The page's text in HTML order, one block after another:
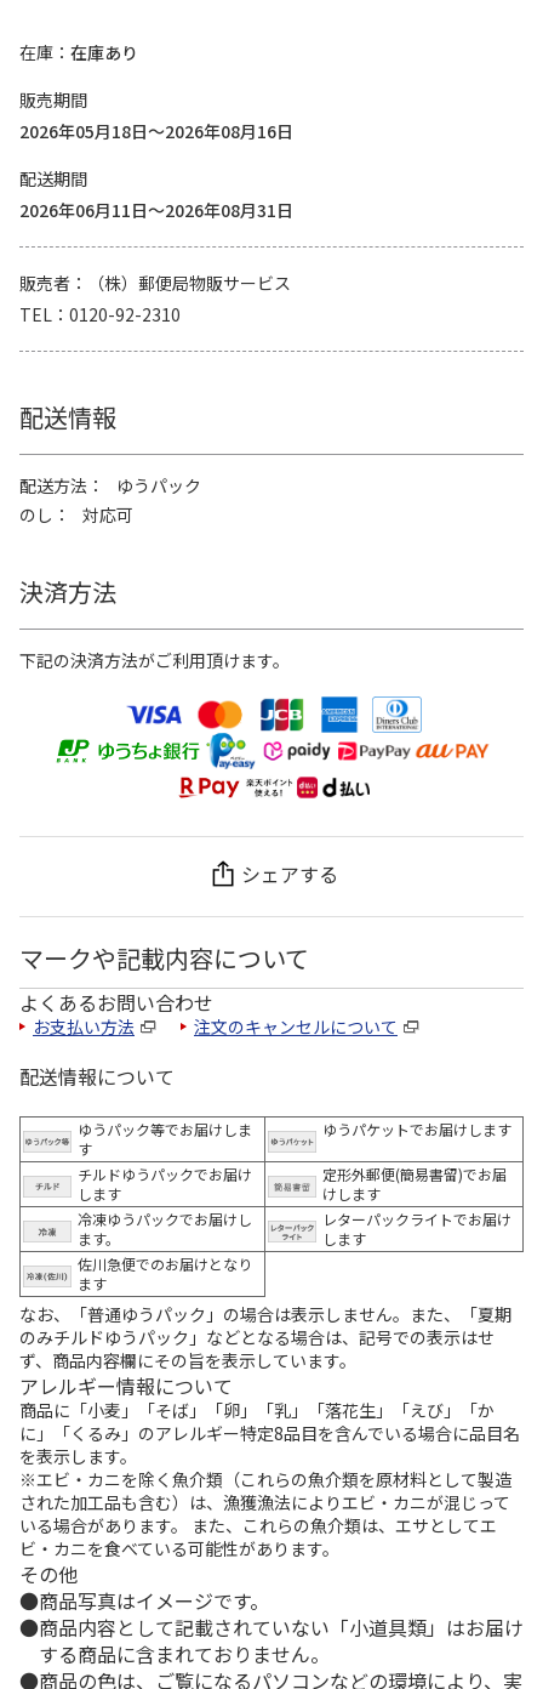
在庫
在庫あり
販売期間
2026年05月18日～2026年08月16日
配送期間
2026年06月11日～2026年08月31日
販売者
（株）郵便局物販サービス
TEL
0120-92-2310
配送情報
配送方法
ゆうパック
のし
対応可
決済方法
下記の決済方法がご利用頂けます。
シェアする
マークや記載内容について
よくあるお問い合わせ
お支払い方法 注文のキャンセルについて
配送情報について
ゆうパック等でお届けしま
す
ゆうパケットでお届けします
チルドゆうパックでお届け
します
定形外郵便(簡易書留)でお届
けします
冷凍ゆうパックでお届けし
ます。
レターパックライトでお届け
します
佐川急便でのお届けとなり
ます
なお、「普通ゆうパック」の場合は表示しません。また、「夏期
のみチルドゆうパック」などとなる場合は、記号での表示はせ
ず、商品内容欄にその旨を表示しています。
アレルギー情報について
商品に「小麦」「そば」「卵」「乳」「落花生」「えび」「か
に」「くるみ」のアレルギー特定8品目を含んでいる場合に品目名
を表示します。
※エビ・カニを除く魚介類（これらの魚介類を原材料として製造
された加工品も含む）は、漁獲漁法によりエビ・カニが混じって
いる場合があります。 また、これらの魚介類は、エサとしてエ
ビ・カニを食べている可能性があります。
その他
商品写真はイメージです。
商品内容として記載されていない「小道具類」はお届け
する商品に含まれておりません。
商品の色は、ご覧になるパソコンなどの環境により、実